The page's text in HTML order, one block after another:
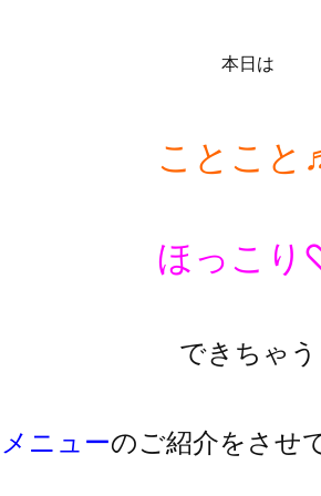
本日は
ことこと
ほっこ
できちゃう
ニューのご紹介をさせ